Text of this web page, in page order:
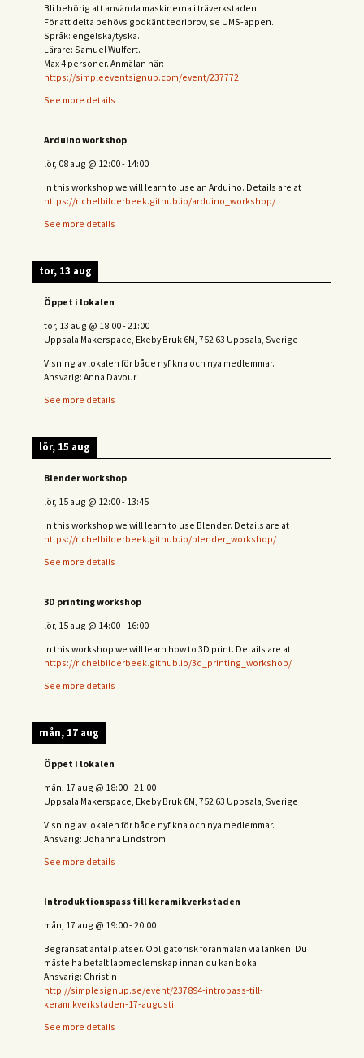
Bli behörig att använda maskinerna i träverkstaden.
För att delta behövs godkänt teoriprov, se UMS-appen.
Språk: engelska/tyska.
Lärare: Samuel Wulfert.
Max 4 personer. Anmälan här:
https://simpleeventsignup.com/event/237772
See more details
Arduino workshop
lör, 08 aug @ 12:00- 14:00
In this workshop we will learn to use an Arduino. Details are at
https://richelbilderbeek.github.io/arduino_workshop/
See more details
tor, 13 aug
Öppet i lokalen
tor, 13 aug @ 18:00-21:00
Uppsala Makerspace, Ekeby Bruk 6M, 752 63 Uppsala, Sverige
Visning av lokalen för både nyfikna och nya medlemmar.
Ansvarig: Anna Davour
See more details
lör, 15 aug
Blender workshop
lör, 15 aug @ 12:00- 13:45
In this workshop we will learn to use Blender. Details are at
https://richelbilderbeek.github.io/blender_workshop/
See more details
3D printing workshop
lör, 15 aug @ 14:00- 16:00
In this workshop we will learn how to 3D print. Details are at
https://richelbilderbeek.github.io/3d_printing_workshop/
See more details
mån, 17 aug
Öppet i lokalen
mån, 17 aug @ 18:00-21:00
Uppsala Makerspace, Ekeby Bruk 6M, 752 63 Uppsala, Sverige
Visning av lokalen för både nyfikna och nya medlemmar.
Ansvarig: Johanna Lindström
See more details
Introduktionspass till keramikverkstaden
mån, 17 aug @ 19:00-20:00
Begränsat antal platser. Obligatorisk föranmälan via länken. Du
måste ha betalt labmedlemskap innan du kan boka.
Ansvarig: Christin
http://simplesignup.se/event/237894-intropass-till-
keramikverkstaden-17-augusti
See more details